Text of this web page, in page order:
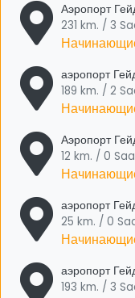
Аэропорт
231 km. / 3
аэропорт
189 km. / 2
Аэропорт
12 km. / 0
аэропорт
25 km. / 0
аэропорт
193 km. / 3